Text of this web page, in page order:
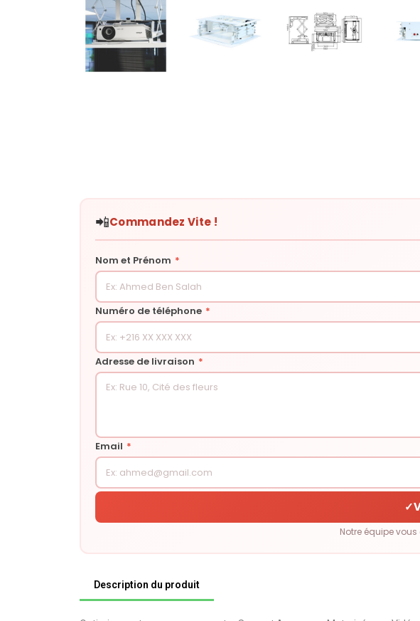
📲Commandez Vite !
Nom et Prénom *
Numéro de téléphone *
Adresse de livraison *
Email *
✓
Notre équipe
Description du produit